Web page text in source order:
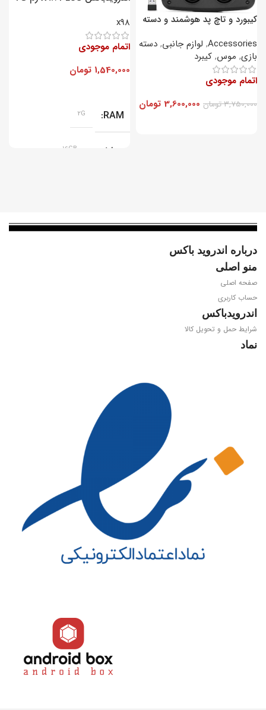
کیبورد و تاچ پد هوشمند و دسته
Accessories
, لوازم جانبی, دسته
بازی, موس, کیبرد
اتمام موجودی
3,750,000تومان 3,600,000 تومان
x98
اتمام موجودی
1,540,000 تومان
RAM
2G
پردازنده 16GB
Dual Band 2.4/5.8GHz 802.11
a/b/g/n/ac
حافظه سیستمی
حافظه داخلی
درباره اندروید باکس
منو اصلی
صفحه اصلی
حساب کاربری
اندرویدباکس
شرایط حمل و تحویل کالا
نماد